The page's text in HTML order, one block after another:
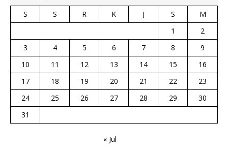
S S R K J S
M
1
2
3
4 5 6 7 8
9
10
11 12 13 14 15
16
17
18 19 20 21 22
23
24
25 26 27 28 29
30
31
« Jul